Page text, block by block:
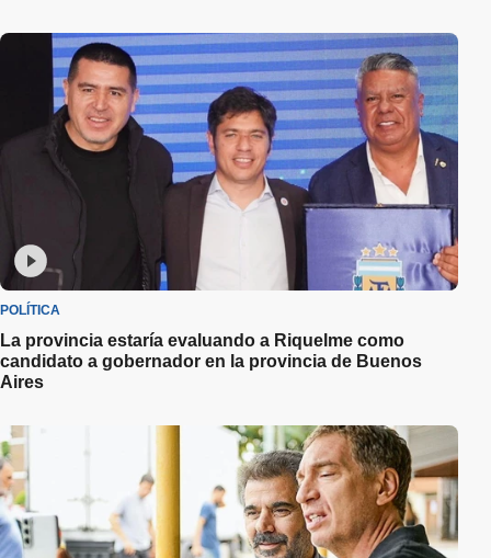
POLÍTICA
La provincia estaría evaluando a Riquelme como
candidato a gobernador en la provincia de Buenos
Aires